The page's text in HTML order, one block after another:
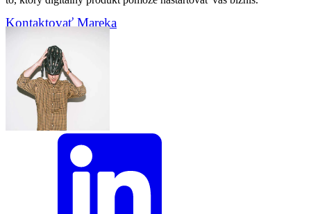
Kontaktovať Mareka